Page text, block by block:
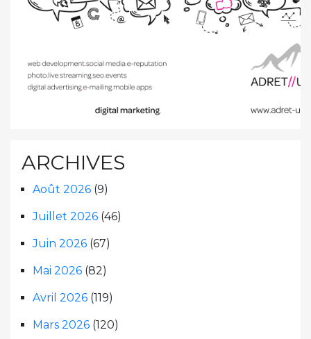
ARCHIVES
Août 2026 (9)
Juillet 2026 (46)
Juin 2026 (67)
Mai 2026 (82)
Avril 2026 (119)
Mars 2026 (120)